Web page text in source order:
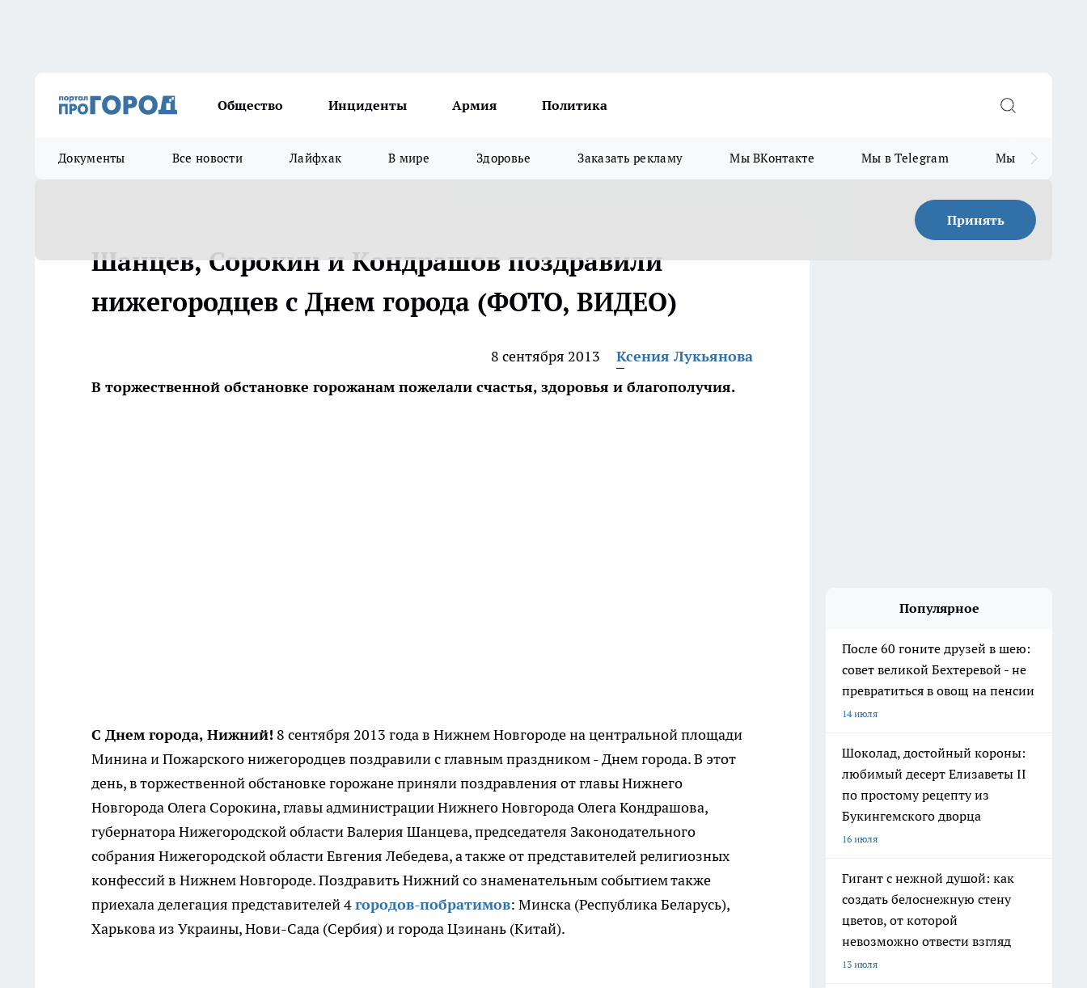
Общество Инциденты Армия Политика
Документы Все новости Лайфхак В мире Здоровье Заказать рекламу Мы ВКонтакте Мы в Telegram Мы в MAX
Принять
Шанцев, Сорокин и Кондрашов поздравили
нижегородцев с Днем города (ФОТО, ВИДЕО)
8 сентября 2013
Ксения Лукьянова
В торжественной обстановке горожанам пожелали счастья, здоровья и благополучия.
С Днем города, Нижний! 8 сентября 2013 года в Нижнем Новгороде на центральной площади
Минина и Пожарского нижегородцев поздравили с главным праздником - Днем города. В этот
день, в торжественной обстановке горожане приняли поздравления от главы Нижнего
Новгорода Олега Сорокина, главы администрации Нижнего Новгорода Олега Кондрашова,
губернатора Нижегородской области Валерия Шанцева, председателя Законодательного
собрания Нижегородской области Евгения Лебедева, а также от представителей религиозных
конфессий в Нижнем Новгороде. Поздравить Нижний со знаменательным событием также
приехала делегация представителей 4городов-побратимов: Минска (Республика Беларусь),
Харькова из Украины, Нови-Сада (Сербия) и города Цзинань (Китай).
Популярное
После 60 гоните друзей в шею:
совет великой Бехтеревой - не
превратиться в овощ на пенсии
14 июля
Шоколад, достойный короны:
любимый десерт Елизаветы II
по простому рецепту из
Букингемского дворца
16 июля
Гигант с нежной душой: как
создать белоснежную стену
цветов, от которой
невозможно отвести взгляд
13 июля